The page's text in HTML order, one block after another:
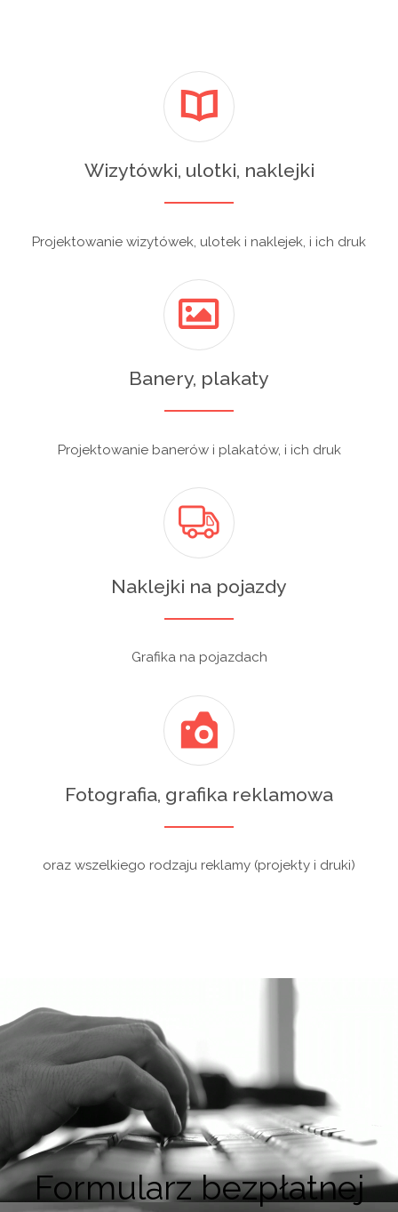
Wizytówki, ulotki, naklejki
Projektowanie wizytówek, ulotek i naklejek, i ich druk
Banery, plakaty
Projektowanie banerów i plakatów, i ich druk
Naklejki na pojazdy
Grafika na pojazdach
Fotografia, grafika reklamowa
oraz wszelkiego rodzaju reklamy (projekty i druki)
Formularz bezpłatnej